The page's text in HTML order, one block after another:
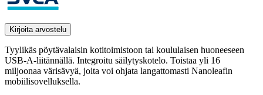
Kirjoita arvostelu
Tyylikäs pöytävalaisin kotitoimistoon tai koululaisen huoneeseen
USB-A-liitännällä. Integroitu säilytyskotelo. Toistaa yli 16
miljoonaa värisävyä, joita voi ohjata langattomasti Nanoleafin
mobiilisovelluksella.